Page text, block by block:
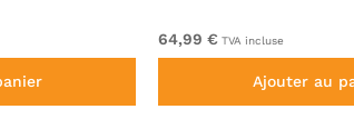
64,99 € TVA incluse
Ajouter au